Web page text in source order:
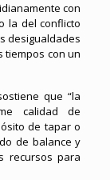
con
la del conflicto
desigualdades
tiempos con un
que “la
calidad de
de tapar o
de balance y
recursos para